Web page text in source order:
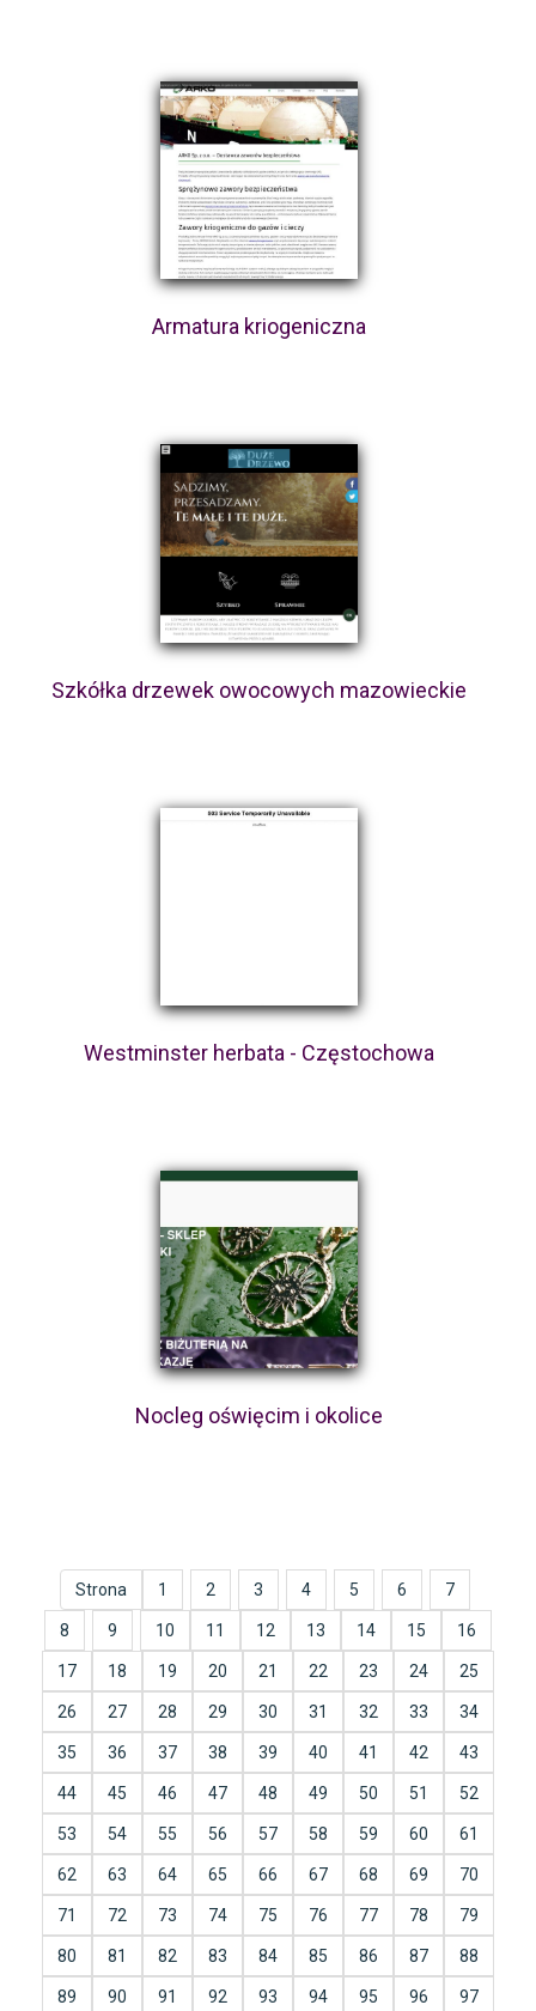
Armatura kriogeniczna
Szkółka drzewek owocowych mazowieckie
Westminster herbata - Częstochowa
Nocleg oświęcim i okolice
Strona 1 2 3 4 5 6 7
8 9 10 11 12 13 14 15 16
17 18 19 20 21 22 23 24 25
26 27 28 29 30 31 32 33 34
35 36 37 38 39 40 41 42 43
44 45 46 47 48 49 50 51 52
53 54 55 56 57 58 59 60 61
62 63 64 65 66 67 68 69 70
71 72 73 74 75 76 77 78 79
80 81 82 83 84 85 86 87 88
89 90 91 92 93 94 95 96 97